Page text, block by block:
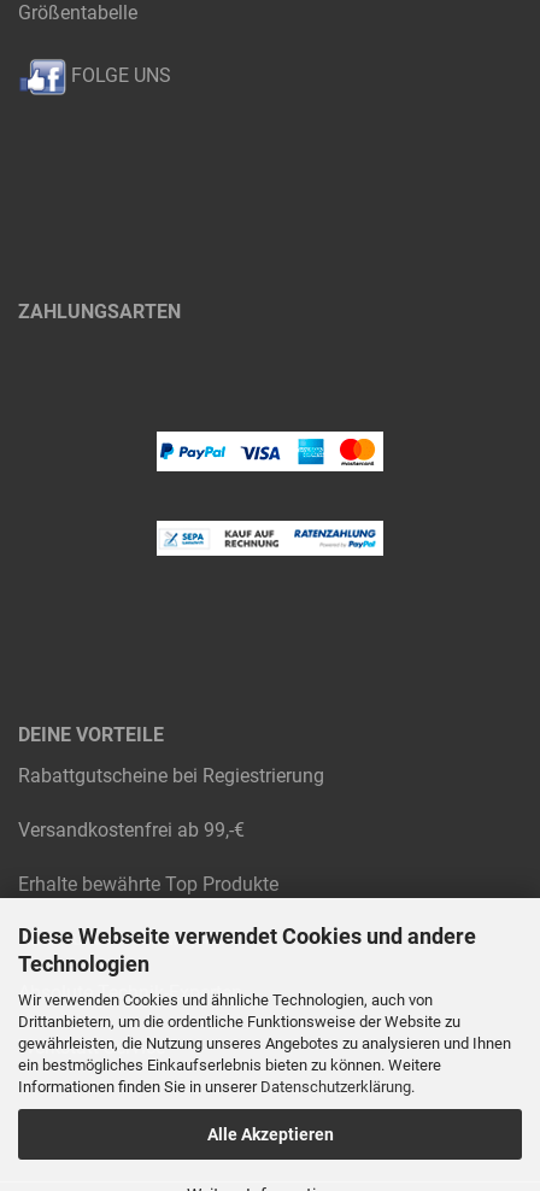
Diese Webseite verwendet Cookies und andere
Technologien
Wir verwenden Cookies und ähnliche Technologien, auch von
Drittanbietern, um die ordentliche Funktionsweise der Website zu
gewährleisten, die Nutzung unseres Angebotes zu analysieren und Ihnen
ein bestmögliches Einkaufserlebnis bieten zu können. Weitere
Informationen finden Sie in unserer Datenschutzerklärung.
Alle Akzeptieren
Größentabelle
FOLGE UNS
ZAHLUNGSARTEN
DEINE VORTEILE
Rabattgutscheine bei Regiestrierung
Versandkostenfrei ab 99,-€
Erhalte bewährte Top Produkte
Raten und Rechnungskauf
Absolute Technik-Experten
Werkstatt Service